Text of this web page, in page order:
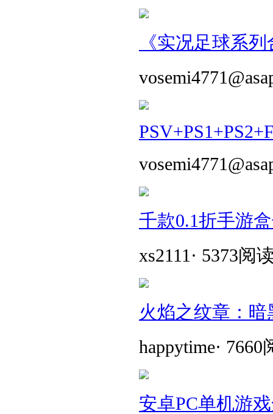
《实况足球系
千款0.1折手游
xs2111 · 5373阅
火焰之纹章：
happytime· 7660
安卓PC单机游